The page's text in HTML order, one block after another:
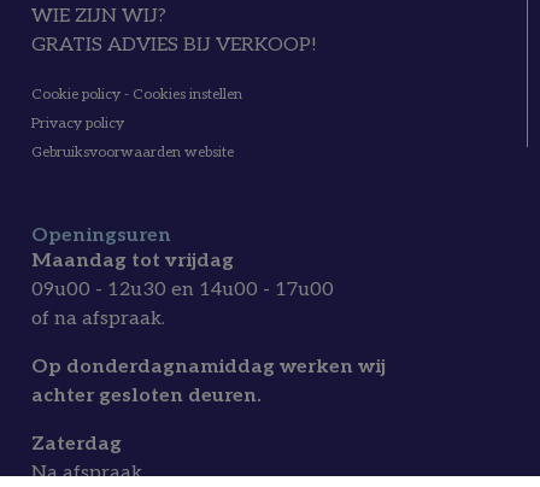
WIE ZIJN WIJ?
GRATIS ADVIES BIJ VERKOOP!
Cookie policy - Cookies instellen
Privacy policy
Gebruiksvoorwaarden website
Openingsuren
Maandag tot vrijdag
09u00 - 12u30 en 14u00 - 17u00
of na afspraak.
Op donderdagnamiddag werken wij
achter gesloten deuren.
Zaterdag
Na afspraak.